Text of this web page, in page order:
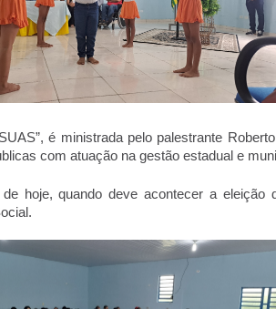
é ministrada pelo palestrante
com atuação na gestão estadual e
hoje, quando deve acontecer a eleição